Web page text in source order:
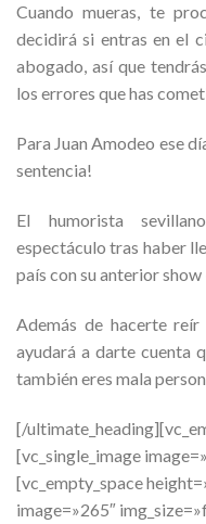
Cuando mueras, te
decidirá si entras en el
abogado, así que
los errores que has
Para Juan Amodeo ese
sentencia!
El humorista
espectáculo tras haber
país con su anterior
Además de hacerte
ayudará a darte cuenta
también eres mala
[/
[vc_single_image
[vc_empty_space
image=»265″